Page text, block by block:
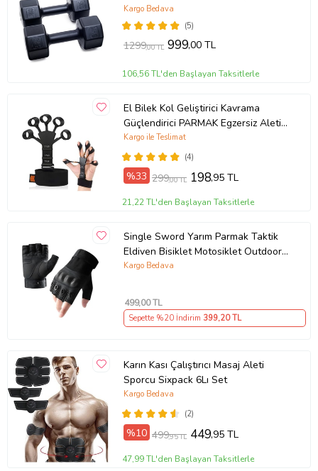
(5)
Kargo Bedava
1299,00 TL 999,00 TL
106,56 TL'den Başlayan Taksitlerle
El Bilek Kol Geliştirici Kavrama
Güçlendirici PARMAK Egzersiz Aleti
DAMAR Belirginleştirici
(4)
Kargo ile Teslimat
%33 299,00 TL 198,95 TL
21,22 TL'den Başlayan Taksitlerle
Single Sword Yarım Parmak Taktik
Eldiven Bisiklet Motosiklet Outdoor
Eldiven L//SİYAH
Kargo Bedava
499,00 TL
Sepette %20 İndirim 399,20 TL
Karın Kası Çalıştırıcı Masaj Aleti
Sporcu Sixpack 6Lı Set
(2)
Kargo Bedava
%10 499,95 TL 449,95 TL
47,99 TL'den Başlayan Taksitlerle